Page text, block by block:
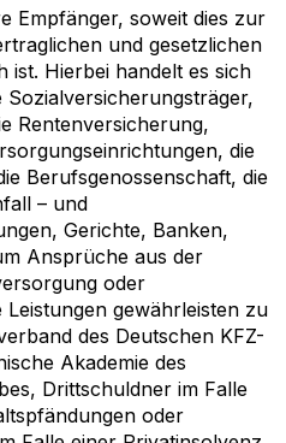
Empfänger, soweit dies zur
und gesetzlichen
ist. Hierbei handelt es sich
Sozialversicherungsträger,
Rentenversicherung,
die
Berufsgenossenschaft, die
– und
Gerichte, Banken,
Ansprüche aus der
oder
gewährleisten zu
des Deutschen KFZ-
Akademie des
Drittschuldner im Falle
oder